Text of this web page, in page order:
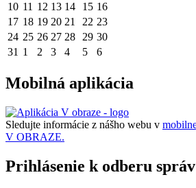
10 11 12 13 14 15 16
17 18 19 20 21 22 23
24 25 26 27 28 29 30
31 1 2 3 4 5 6
Mobilná aplikácia
Sledujte informácie z nášho webu v
V OBRAZE.
Prihlásenie k odberu správ